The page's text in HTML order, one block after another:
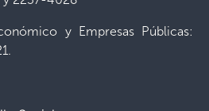
y Empresas Públicas: